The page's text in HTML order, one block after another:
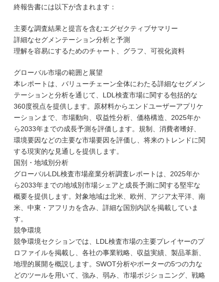
終報告書には以下が含まれます：
主要な調査結果と提言を含むエグゼクティブサマリー
詳細なセグメンテーション分析と予測
理解を容易にするためのチャート、グラフ、可視化資料
グローバル市場の範囲と展望
本レポートは、バリューチェーン全体にわたる詳細なセグメン
テーションと分析を通じて、LDL検査市場に関する包括的な
360度視点を提供します。原材料からエンドユーザーアプリケ
ーションまで、市場動向、収益性分析、価格構造、2025年か
ら2033年までの成長予測を評価します。規制、消費者嗜好、
環境要因などの主要な市場要因を評価し、将来のトレンドに関
する現実的な見通しを提供します。
国別・地域別分析
グローバルLDL検査市場産業分析調査レポートは、2025年か
ら2033年までの地域別市場シェアと成長予測に関する堅牢な
概要を提供します。対象地域は北米、欧州、アジア太平洋、南
米、中東・アフリカを含み、詳細な国別内訳を掲載していま
す。
競争環境
競争環境セクションでは、LDL検査市場の主要プレイヤーのプ
ロファイルを掲載し、各社の事業戦略、収益実績、製品革新、
地理的展開を概説します。SWOT分析やポーターの5つの力な
どのツールを用いて、強み、弱み、市場ポジショニング、戦略